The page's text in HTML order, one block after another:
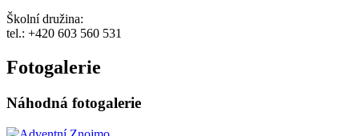
Školní družina:
tel.: +420 603 560 531
Fotogalerie
Náhodná fotogalerie